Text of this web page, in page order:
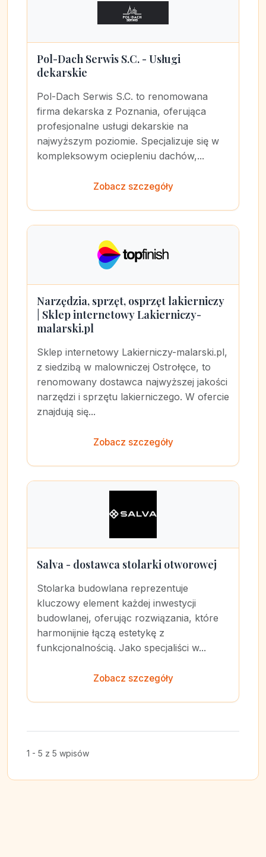
Pol-Dach Serwis S.C. - Usługi
dekarskie
Pol-Dach Serwis S.C. to renomowana
firma dekarska z Poznania, oferująca
profesjonalne usługi dekarskie na
najwyższym poziomie. Specjalizuje się w
kompleksowym ociepleniu dachów,...
Zobacz szczegóły
Narzędzia, sprzęt, osprzęt lakierniczy
| Sklep internetowy Lakierniczy-
malarski.pl
Sklep internetowy Lakierniczy-malarski.pl,
z siedzibą w malowniczej Ostrołęce, to
renomowany dostawca najwyższej jakości
narzędzi i sprzętu lakierniczego. W ofercie
znajdują się...
Zobacz szczegóły
Salva - dostawca stolarki otworowej
Stolarka budowlana reprezentuje
kluczowy element każdej inwestycji
budowlanej, oferując rozwiązania, które
harmonijnie łączą estetykę z
funkcjonalnością. Jako specjaliści w...
Zobacz szczegóły
1 - 5 z 5 wpisów